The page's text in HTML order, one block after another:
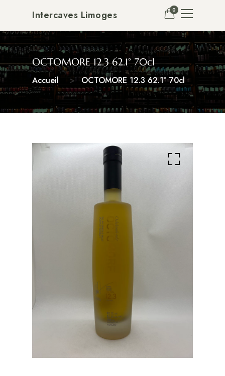
Intercaves Limoges 0
OCTOMORE 12.3 62.1° 70cl
Accueil OCTOMORE 12.3 62.1° 70cl